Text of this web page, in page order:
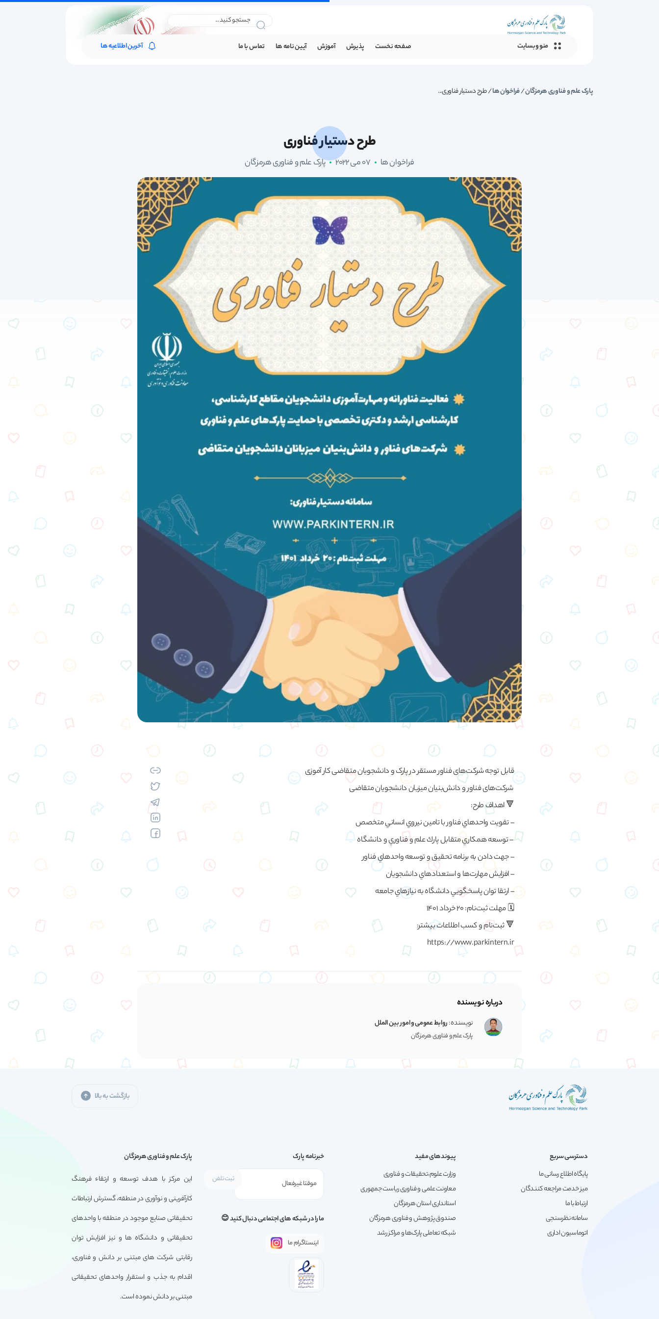
منو وبسایت صفحه نخست پذیرش آموزش آیین نامه ها تماس با ما آخرین اطلاعیه ها
پارک علم و فناوری هرمزگان/فراخوان ها/طرح دستیار فناوری...
طرح دستیار فناوری
فراخوان ها 07 می 2022 پارک علم و فناوری هرمزگان
قابل توجه شرکت‌های فناور مستقر در پارک و دانشجویان متقاضی کار آموزی
شرکت‌های فناور و دانش‌بنیان میزبان دانشجویان متقاضی
🔻 اهداف طرح:
– تقويت واحدهاي فناور با تامين نيروي انساني متخصص
– توسعه همكاري متقابل پارك علم و فناوري و دانشگاه
– جهت دادن به برنامه تحقيق و توسعه واحدهاي فناور
– افزايش مهارت‌ها و استعدادهاي دانشجويان
– ارتقا توان پاسخگويي دانشگاه به نيازهاي جامعه
🗓️ مهلت ثبت‌نام: 20 خرداد 1401
🔻 ثبت‌نام و کسب اطلاعات بیشتر:
https://www.parkintern.ir
درباره نویسنده
نویسنده :روابط عمومی و امور بین الملل
پارک علم و فناوری هرمزگان
بازگشت به بالا
دسترسی سریع
پایگاه اطلاع رسانی ما
میز خدمت مراجعه کنندگان
ارتباط با ما
سامانه نظرسنجی
اتوماسیون اداری
پیوندهای مفید
وزارت علوم،تحقیقات و فناوری
معاونت علمی و فناوری ریاست جمهوری
استانداری استان هرمزگان
صندوق پژوهش و فناوری هرمزگان
شبکه تعاملی پارک‌ها و مراکز رشد
خبرنامه پارک
ما را در شبکه های اجتماعی دنبال کنید 😊
اینستاگرام ما
پارک علم و فناوری هرمزگان
این مرکز با هدف توسعه و ارتقاء فرهنگ
کارآفرینی و نوآوری در منطقه، گسترش ارتباطات
تحقیقاتی صنایع موجود در منطقه با واحدهای
تحقیقاتی و دانشگاه ها و نیز افزایش توان
رقابتی شرکت های مبتنی بر دانش و فناوری،
اقدام به جذب و استقرار واحدهای تحقیقاتی
مبتنی بر دانش نموده است.